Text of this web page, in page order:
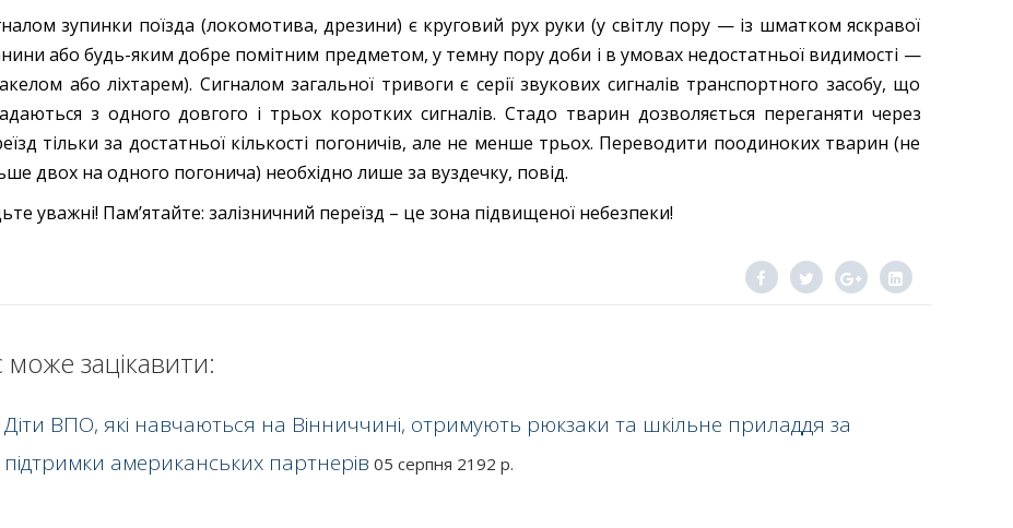
зупинки поїзда (локомотива, дрезини) є круговий рух руки (у світлу пору — із шматком яскравої
або будь-яким добре помітним предметом, у темну пору доби і в умовах недостатньої видимості —
або ліхтарем). Сигналом загальної тривоги є серії звукових сигналів транспортного засобу, що
з одного довгого і трьох коротких сигналів. Стадо тварин дозволяється переганяти через
тільки за достатньої кількості погоничів, але не менше трьох. Переводити поодиноких тварин (не
двох на одного погонича) необхідно лише за вуздечку, повід.
уважні! Пам’ятайте: залізничний переїзд – це зона підвищеної небезпеки!
може зацікавити:
Діти ВПО, які навчаються на Вінниччині, отримують рюкзаки та шкільне приладдя за
підтримки американських партнерів 05 серпня 2192 р.